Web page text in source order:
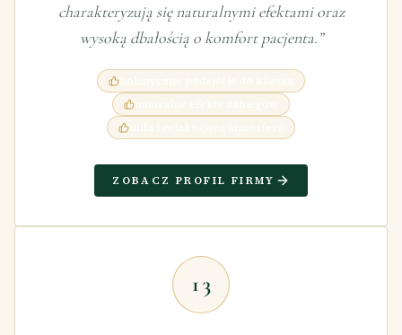
charakteryzują się naturalnymi efektami oraz
wysoką dbałością o komfort pacjenta.”
ZOBACZ PROFIL FIRMY
13